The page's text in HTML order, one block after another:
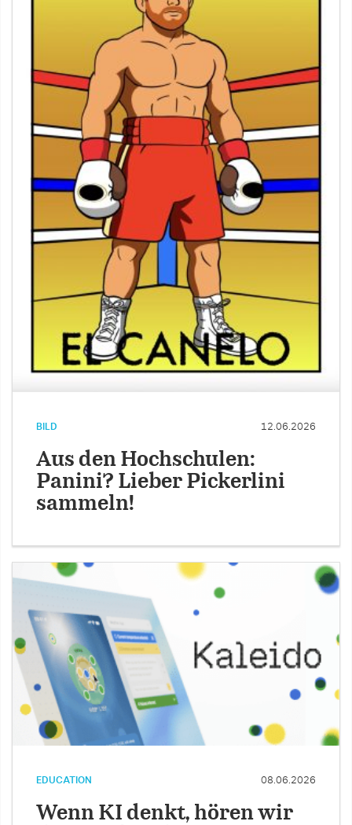
BILD 12.06.2026
Aus den Hochschulen:
Panini? Lieber Pickerlini
sammeln!
EDUCATION 08.06.2026
Wenn KI denkt, hören wir